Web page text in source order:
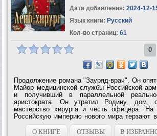
Дата добавления: 2024-12-
Язык книги: Русский
Кол-во страниц: 61
0
Продолжение романа "Зауряд-врач". Он
Майор медицинской службы Российской
и получивший в параллельной
аристократа. Он утратил Родину, дом,
мастерство хирурга и честь офицера. На
Российскую империю нового мира терзают
Игорь Иванов, он же шляхтич Довнар-
строю…...О КНИГЕ ОТЗЫВЫ В